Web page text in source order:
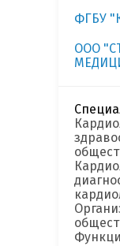
ФГБУ
ООО